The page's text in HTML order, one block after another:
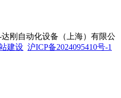
达刚自动化设备（上海）有限公
建设 沪ICP备2024095410号-1